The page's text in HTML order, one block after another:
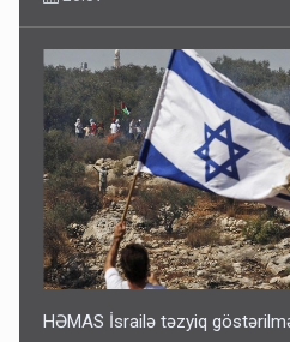
Ərdoğana sui-qəsd planının
5 Avqust 16:56
HƏMAS İsrailə təzyiq